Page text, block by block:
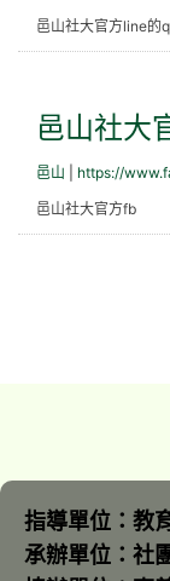
邑山社大官方line的
邑山社大
邑山
https://
邑山社大官方fb
指導單位：教
承辦單位：社